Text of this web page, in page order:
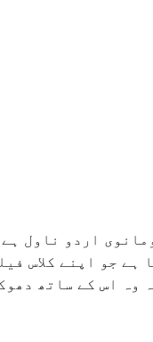
اردو ناول
ہے جو اپنے کلاس
وہ اس کے ساتھ